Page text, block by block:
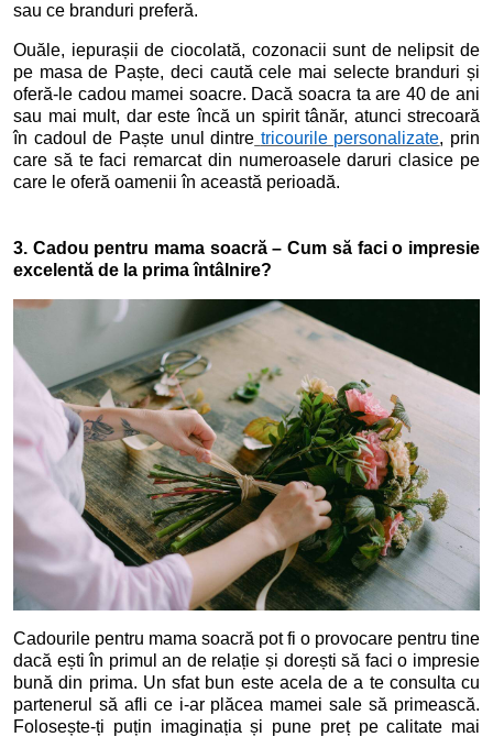
sau ce branduri preferă.
Ouăle, iepurașii de ciocolată, cozonacii sunt de nelipsit de
pe masa de Paște, deci caută cele mai selecte branduri și
oferă-le cadou mamei soacre. Dacă soacra ta are 40 de ani
sau mai mult, dar este încă un spirit tânăr, atunci strecoară
în cadoul de Paște unul dintre tricourile personalizate, prin
care să te faci remarcat din numeroasele daruri clasice pe
care le oferă oamenii în această perioadă.
3. Cadou pentru mama soacră – Cum să faci o impresie
excelentă de la prima întâlnire?
Cadourile pentru mama soacră pot fi o provocare pentru tine
dacă ești în primul an de relație și dorești să faci o impresie
bună din prima. Un sfat bun este acela de a te consulta cu
partenerul să afli ce i-ar plăcea mamei sale să primească.
Folosește-ți puțin imaginația și pune preț pe calitate mai